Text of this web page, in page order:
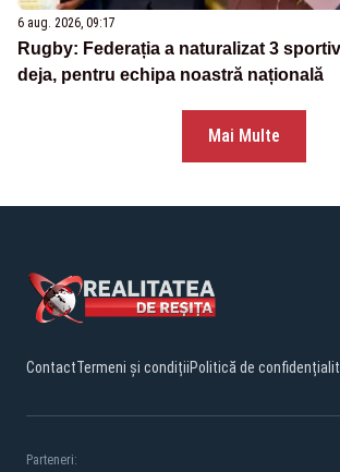
6 aug. 2026, 09:17
Rugby: Federația a naturalizat 3
deja, pentru echipa noastră națională
Mai Multe
ContactTermeni și condițiiPolitică de
Parteneri: